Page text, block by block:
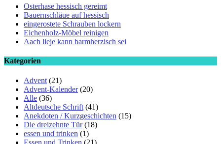
Osterhase hessisch gereimt
Bauernschläue auf hessisch
eingerostete Schrauben lockern
Eichenholz-Möbel reinigen
Aach lieje kann barmherzisch sei
Kategorien
Advent (21)
Advent-Kalender(20)
Alle (36)
Altdeutsche Schrift (41)
Anekdoten / Kurzgeschichten (15)
Die dreizehnte Tür(18)
essen und trinken (1)
Essen und Trinken (21)